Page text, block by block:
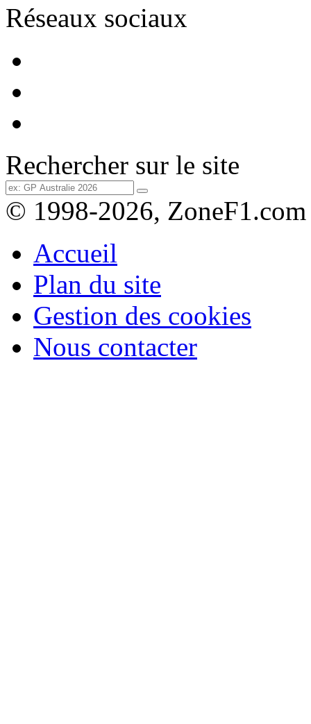
Réseaux sociaux
Rechercher sur le site
© 1998-2026, ZoneF1.com
Accueil
Plan du site
Gestion des cookies
Nous contacter